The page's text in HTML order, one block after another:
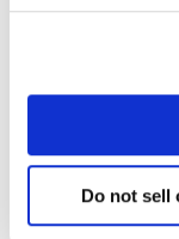
Do not sell
personas),
de 1 a 3